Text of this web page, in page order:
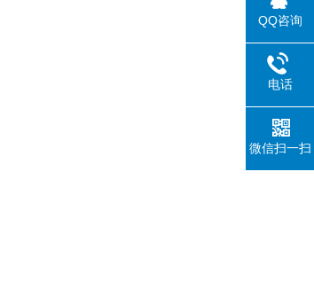
QQ咨询
电话
微信扫一扫